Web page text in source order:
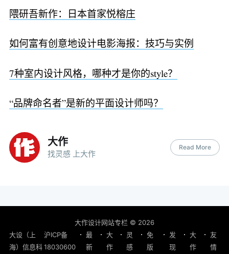
隈研吾新作：日本首家悦榕庄
如何富有创意地设计电影海报：技巧与实例
7种室内设计风格，哪种才是你的style？
“品牌命名者”是新的平面设计师吗？
大作
找灵感 上大作
Read More
大作设计网站专栏 © 2026
大设（上
海）信息科
沪ICP备
18030600
最
新
大
作
灵
感
免
版
发
现
大
作
友
情